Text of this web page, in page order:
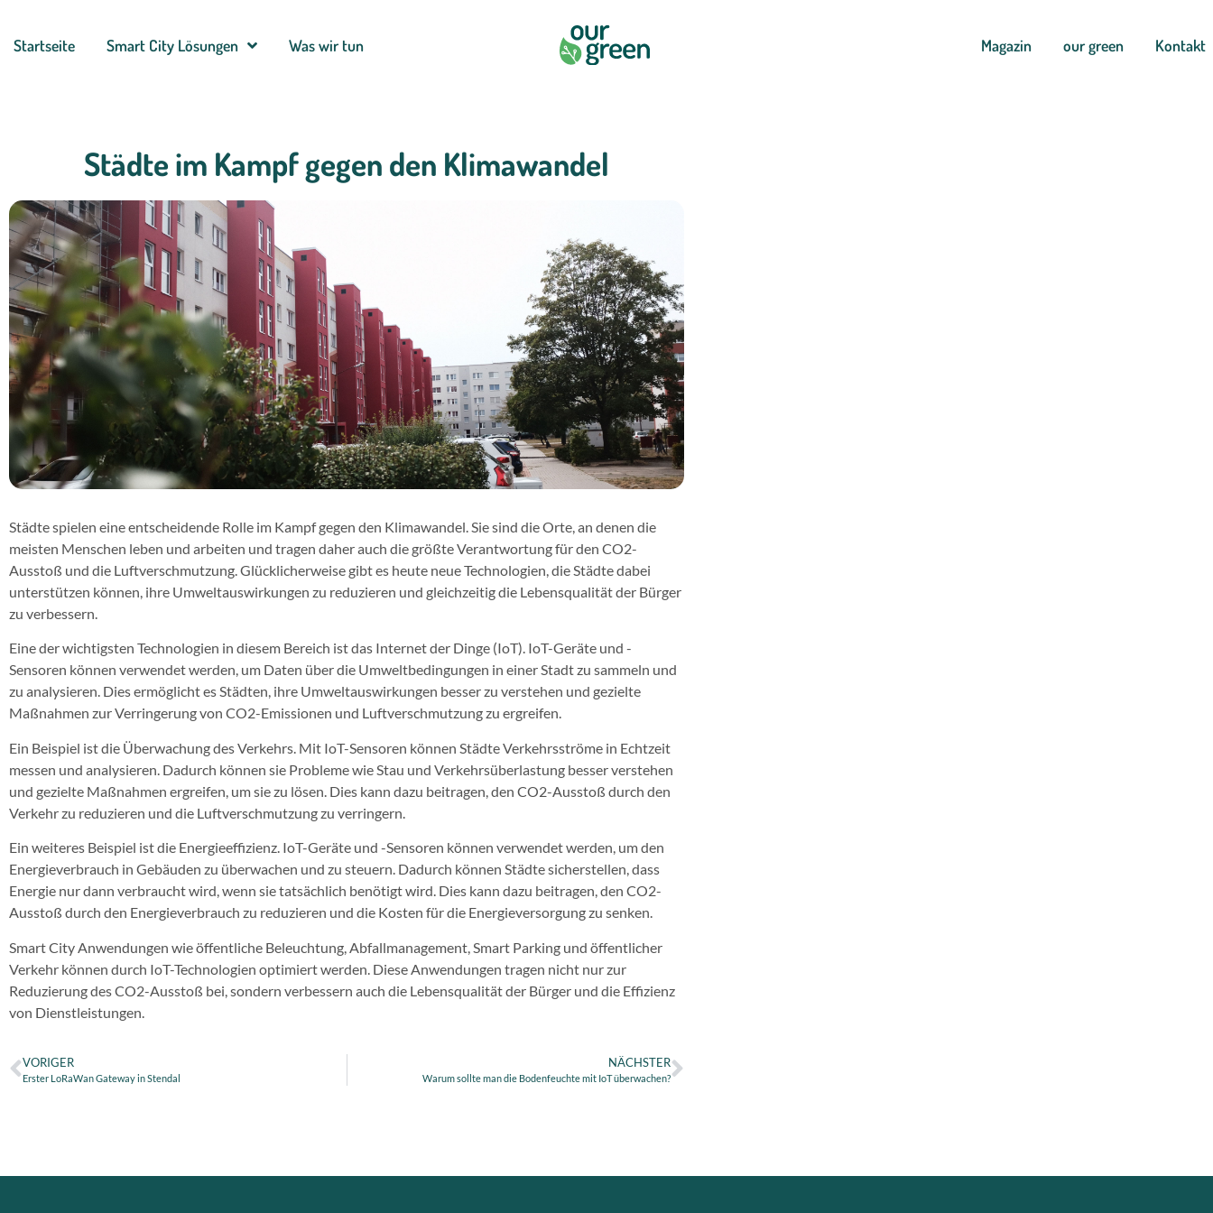
Startseite Smart City Lösungen Was wir tun Magazin our green Kontakt
Städte im Kampf gegen den Klimawandel
Städte spielen eine entscheidende Rolle im Kampf gegen den Klimawandel. Sie sind die Orte, an denen die
meisten Menschen leben und arbeiten und tragen daher auch die größte Verantwortung für den CO2-
Ausstoß und die Luftverschmutzung. Glücklicherweise gibt es heute neue Technologien, die Städte dabei
unterstützen können, ihre Umweltauswirkungen zu reduzieren und gleichzeitig die Lebensqualität der Bürger
zu verbessern.
Eine der wichtigsten Technologien in diesem Bereich ist das Internet der Dinge (IoT). IoT-Geräte und -
Sensoren können verwendet werden, um Daten über die Umweltbedingungen in einer Stadt zu sammeln und
zu analysieren. Dies ermöglicht es Städten, ihre Umweltauswirkungen besser zu verstehen und gezielte
Maßnahmen zur Verringerung von CO2-Emissionen und Luftverschmutzung zu ergreifen.
Ein Beispiel ist die Überwachung des Verkehrs. Mit IoT-Sensoren können Städte Verkehrsströme in Echtzeit
messen und analysieren. Dadurch können sie Probleme wie Stau und Verkehrsüberlastung besser verstehen
und gezielte Maßnahmen ergreifen, um sie zu lösen. Dies kann dazu beitragen, den CO2-Ausstoß durch den
Verkehr zu reduzieren und die Luftverschmutzung zu verringern.
Ein weiteres Beispiel ist die Energieeffizienz. IoT-Geräte und -Sensoren können verwendet werden, um den
Energieverbrauch in Gebäuden zu überwachen und zu steuern. Dadurch können Städte sicherstellen, dass
Energie nur dann verbraucht wird, wenn sie tatsächlich benötigt wird. Dies kann dazu beitragen, den CO2-
Ausstoß durch den Energieverbrauch zu reduzieren und die Kosten für die Energieversorgung zu senken.
Smart City Anwendungen wie öffentliche Beleuchtung, Abfallmanagement, Smart Parking und öffentlicher
Verkehr können durch IoT-Technologien optimiert werden. Diese Anwendungen tragen nicht nur zur
Reduzierung des CO2-Ausstoß bei, sondern verbessern auch die Lebensqualität der Bürger und die Effizienz
von Dienstleistungen.
VORIGER
Erster LoRaWan Gateway in Stendal
NÄCHSTER
Warum sollte man die Bodenfeuchte mit IoT überwachen?